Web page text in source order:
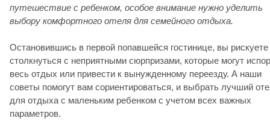
путешествие с ребенком, особое внимание нужно уделить
выбору комфортного отеля для семейного отдыха.
Остановившись в первой попавшейся гостинице, вы рискуете
столкнуться с неприятными сюрпризами, которые могут
весь отдых или привести к вынужденному переезду. А наши
советы помогут вам сориентироваться, и выбрать лучший
для отдыха с маленьким ребенком с учетом всех важных
параметров.